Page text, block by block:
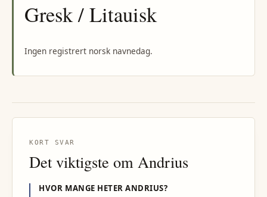
Gresk / Litauisk
Ingen registrert norsk navnedag.
KORT SVAR
Det viktigste om Andrius
HVOR MANGE HETERANDRIUS?